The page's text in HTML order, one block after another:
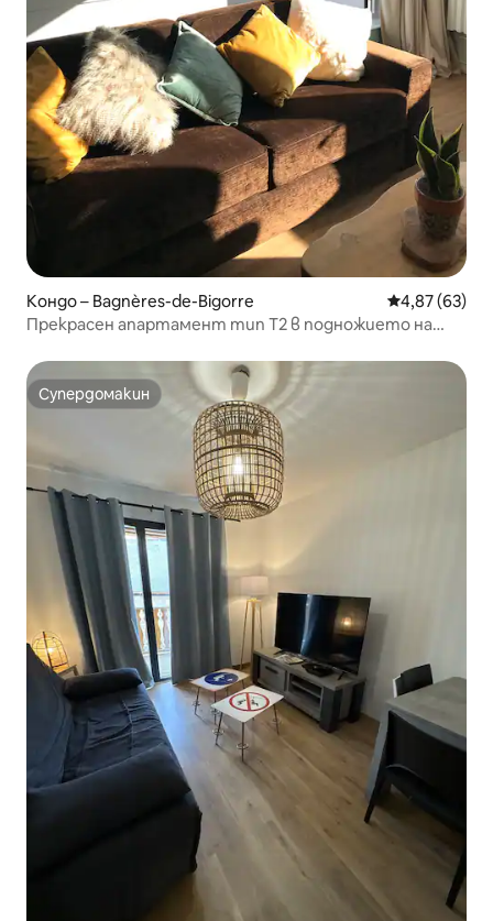
Кондо – Bagnères-de-Bigorre Средна
4,87 (63)
Прекрасен апартамент тип T2 в подножието на
Супердомакин
Супердомакин